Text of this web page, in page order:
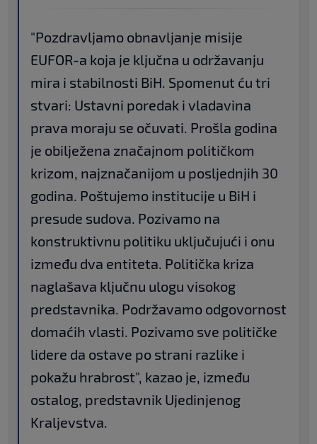
"Pozdravljamo obnavljanje misije
EUFOR-a koja je ključna u održavanju
mira i stabilnosti BiH. Spomenut ću tri
stvari: Ustavni poredak i vladavina
prava moraju se očuvati. Prošla godina
je obilježena značajnom političkom
krizom, najznačanijom u posljednjih 30
godina. Poštujemo institucije u BiH i
presude sudova. Pozivamo na
konstruktivnu politiku uključujući i onu
između dva entiteta. Politička kriza
naglašava ključnu ulogu visokog
predstavnika. Podržavamo odgovornost
domaćih vlasti. Pozivamo sve političke
lidere da ostave po strani razlike i
pokažu hrabrost", kazao je, između
ostalog, predstavnik Ujedinjenog
Kraljevstva.